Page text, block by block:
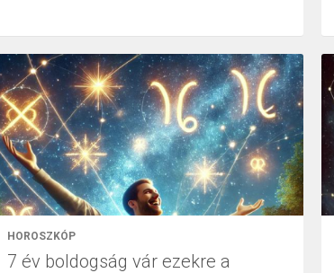
HOROSZKÓP
7 év boldogság vár ezekre a